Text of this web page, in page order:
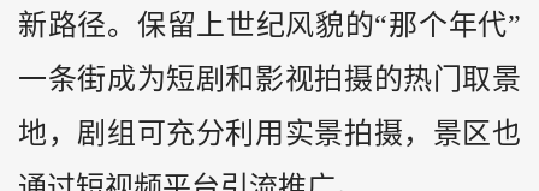
新路径。保留上世纪风貌的“那个年代”
一条街成为短剧和影视拍摄的热门取景
地，剧组可充分利用实景拍摄，景区也